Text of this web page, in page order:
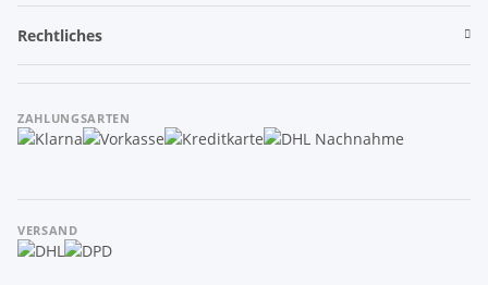
Rechtliches
ZAHLUNGSARTEN
VERSAND